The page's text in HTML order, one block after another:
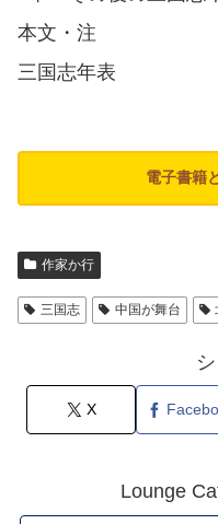
本文・注
三国志年表
電子書籍
作家か行
三国志 中国が舞台
X
Lounge